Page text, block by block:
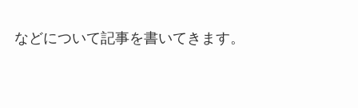
などについて記事を書いてきます。